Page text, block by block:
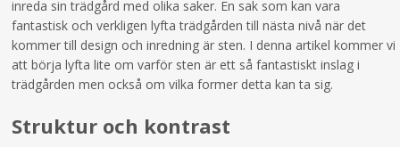
inreda sin trädgård med olika saker. En sak som kan vara
fantastisk och verkligen lyfta trädgården till nästa nivå när det
kommer till design och inredning är sten. I denna artikel kommer vi
att börja lyfta lite om varför sten är ett så fantastiskt inslag i
trädgården men också om vilka former detta kan ta sig.
Struktur och kontrast